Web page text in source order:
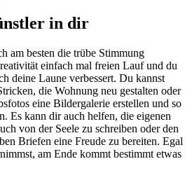
in dir
am besten die trübe Stimmung
einfach mal freien Lauf und du
deine Laune verbessert. Du kannst
die Wohnung neu gestalten oder
eine Bildergalerie erstellen und so
Es kann dir auch helfen, die eigenen
von der Seele zu schreiben oder den
Briefen eine Freude zu bereiten. Egal
am Ende kommt bestimmt etwas